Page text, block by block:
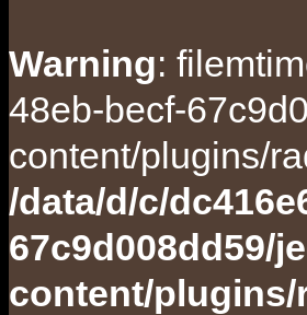
Warning:
48eb-becf-
content/plugins/
/data/d/c/
67c9d008dd59/
content/plugins/